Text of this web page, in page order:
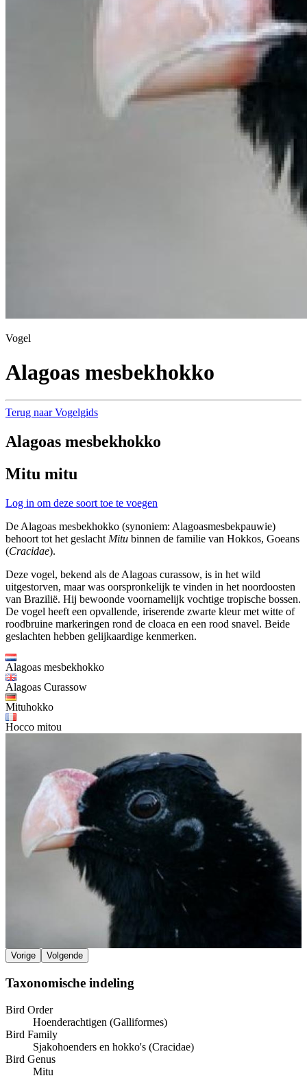
Vogel
Alagoas mesbekhokko
Terug naar Vogelgids
Alagoas mesbekhokko
Mitu mitu
Log in om deze soort toe te voegen
De Alagoas mesbekhokko (synoniem: Alagoasmesbekpauwie)
behoort tot het geslacht Mitu binnen de familie van Hokkos, Goeans
(Cracidae).
Deze vogel, bekend als de Alagoas curassow, is in het wild
uitgestorven, maar was oorspronkelijk te vinden in het noordoosten
van Brazilië. Hij bewoonde voornamelijk vochtige tropische bossen.
De vogel heeft een opvallende, iriserende zwarte kleur met witte of
roodbruine markeringen rond de cloaca en een rood snavel. Beide
geslachten hebben gelijkaardige kenmerken.
Alagoas mesbekhokko
Alagoas Curassow
Mituhokko
Hocco mitou
Vorige Volgende
Taxonomische indeling
Bird Order
Hoenderachtigen (Galliformes)
Bird Family
Sjakohoenders en hokko's (Cracidae)
Bird Genus
Mitu